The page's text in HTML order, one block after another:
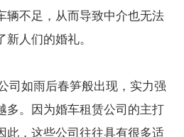
辆不足，从而导致中介也无法
人们的婚礼。
如雨后春笋般出现，实力强
多。因为婚车租赁公司的主打
此，这些公司往往具有很多适